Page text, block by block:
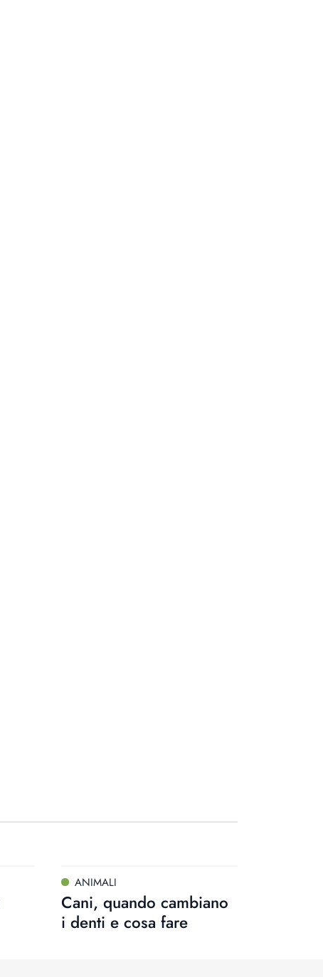
ANIMALI
Cani, quando cambiano
i denti e cosa fare